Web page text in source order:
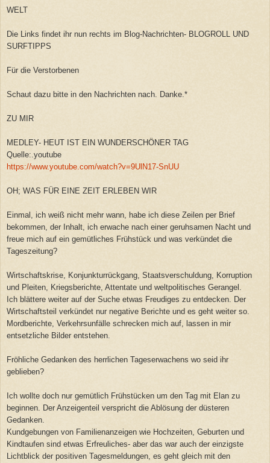
WELT
Die Links findet ihr nun rechts im Blog-Nachrichten- BLOGROLL UND
SURFTIPPS
Für die Verstorbenen
Schaut dazu bitte in den Nachrichten nach. Danke.*
ZU MIR
MEDLEY- HEUT IST EIN WUNDERSCHÖNER TAG
Quelle:.youtube
https://www.youtube.com/watch?v=9UlN17-SnUU
OH; WAS FÜR EINE ZEIT ERLEBEN WIR
Einmal, ich weiß nicht mehr wann, habe ich diese Zeilen per Brief
bekommen, der Inhalt, ich erwache nach einer geruhsamen Nacht und
freue mich auf ein gemütliches Frühstück und was verkündet die
Tageszeitung?
Wirtschaftskrise, Konjunkturrückgang, Staatsverschuldung, Korruption
und Pleiten, Kriegsberichte, Attentate und weltpolitisches Gerangel.
Ich blättere weiter auf der Suche etwas Freudiges zu entdecken. Der
Wirtschaftsteil verkündet nur negative Berichte und es geht weiter so.
Mordberichte, Verkehrsunfälle schrecken mich auf, lassen in mir
entsetzliche Bilder entstehen.
Fröhliche Gedanken des herrlichen Tageserwachens wo seid ihr
geblieben?
Ich wollte doch nur gemütlich Frühstücken um den Tag mit Elan zu
beginnen. Der Anzeigenteil verspricht die Ablösung der düsteren
Gedanken.
Kundgebungen von Familienanzeigen wie Hochzeiten, Geburten und
Kindtaufen sind etwas Erfreuliches- aber das war auch der einzigste
Lichtblick der positiven Tagesmeldungen, es geht gleich mit den